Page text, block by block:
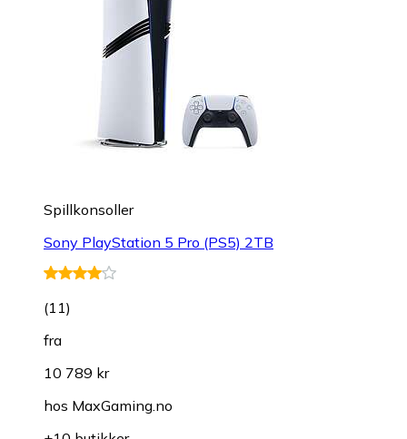
Spillkonsoller
Sony PlayStation 5 Pro (PS5) 2TB
(11)
fra
10 789 kr
hos MaxGaming.no